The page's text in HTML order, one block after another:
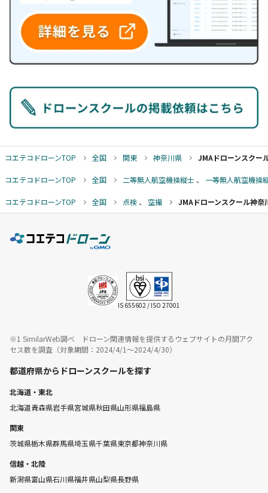
コエテコドローンTOP 全国 関東 神奈川県 JMAドローンスクー
コエテコドローンTOP 全国 二等無人航空機操縦士 、 一等無人航空機操
コエテコドローンTOP 全国 点検 、 空撮 JMAドローンスクール神奈
IS 655602 / ISO 27001
※1 SimilarWeb調べ ドローン関連情報を提供するウェブサイトの月間アク
セス数を調査（対象期間：2024/4/1〜2024/4/30）
都道府県からドローンスクールを探す
北海道・東北
北海道青森県岩手県宮城県秋田県山形県福島県
関東
茨城県栃木県群馬県埼玉県千葉県東京都神奈川県
信越・北陸
新潟県富山県石川県福井県山梨県長野県